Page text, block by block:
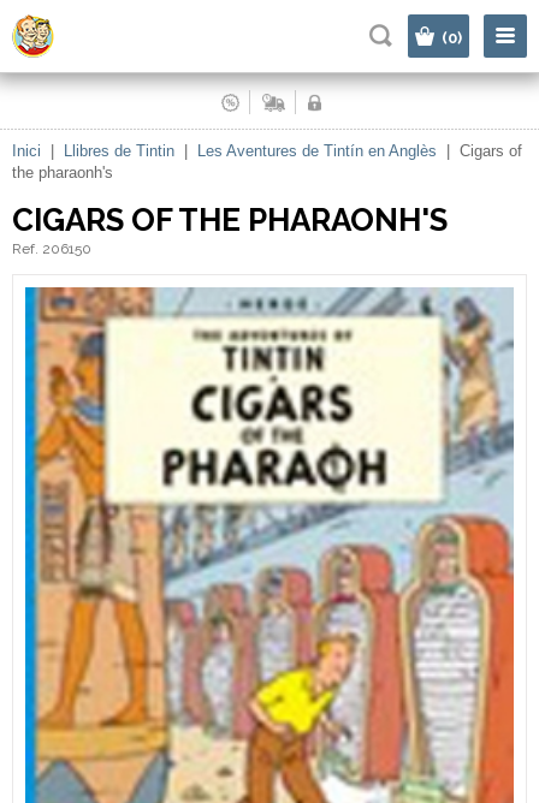
(0)
Inici Llibres de Tintin Les Aventures de Tintín en Anglès
Cigars of
the pharaonh's
CIGARS OF THE PHARAONH'S
Ref. 206150